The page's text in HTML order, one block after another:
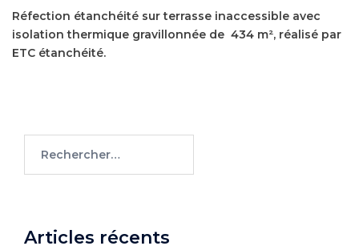
Réfection étanchéité sur terrasse inaccessible avec
isolation thermique gravillonnée de 434 m², réalisé par
ETC étanchéité.
Articles récents